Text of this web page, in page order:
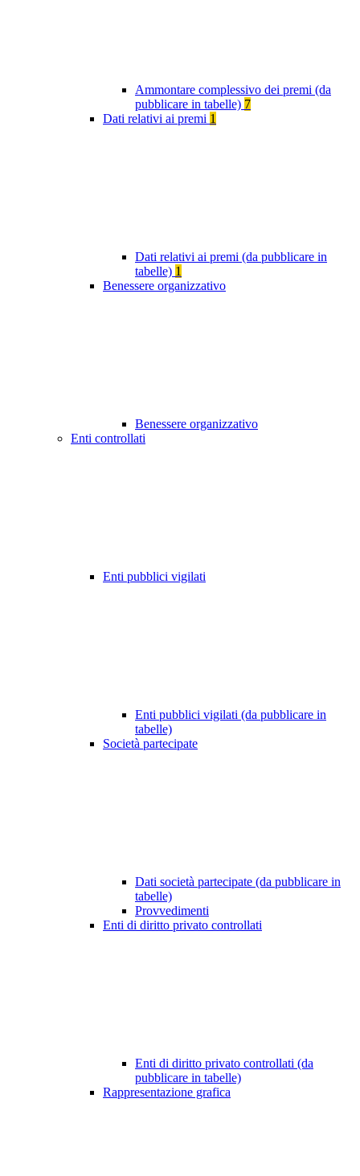
Ammontare complessivo dei premi (da
pubblicare in tabelle) 7
Dati relativi ai premi 1
Dati relativi ai premi (da pubblicare in
tabelle) 1
Benessere organizzativo
Benessere organizzativo
Enti controllati
Enti pubblici vigilati
Enti pubblici vigilati (da pubblicare in
tabelle)
Società partecipate
Dati società partecipate (da pubblicare in
tabelle)
Provvedimenti
Enti di diritto privato controllati
Enti di diritto privato controllati (da
pubblicare in tabelle)
Rappresentazione grafica